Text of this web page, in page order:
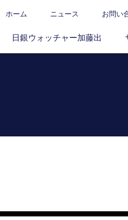
ホーム ニュース お問い
日銀ウォッチャー加藤出